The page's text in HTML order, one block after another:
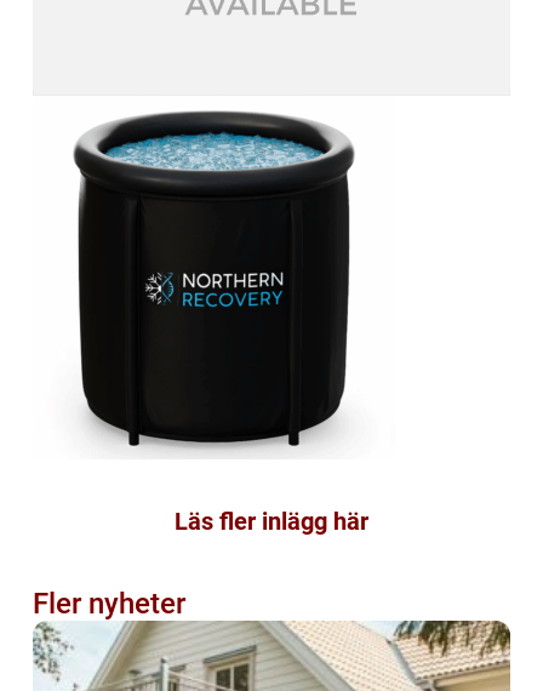
Läs fler inlägg här
Fler nyheter